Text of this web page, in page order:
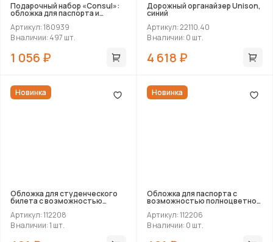
Подарочный набор «Consul»:
обложка для паспорта и
картхолдер
Артикул: 180939
В наличии: 497 шт.
1 056 ₽
Дорожный органайзер Unison,
синий
Артикул: 22110.40
В наличии: 0 шт.
4 618 ₽
Новинка
Обложка для студенческого
билета с возможностью
софт-тач
Артикул: 112208
В наличии: 1 шт.
Новинка
Обложка для паспорта с
возможностью полноцветной
Артикул: 112206
В наличии: 0 шт.